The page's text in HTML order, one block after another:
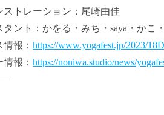
ストレーション：尾崎由佳
タント：かをる・みち・saya・かこ
情報：https://www.yogafest.jp/2023/
情報：https://noniwa.studio/news/